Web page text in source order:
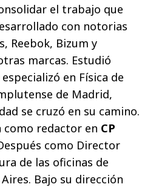
el trabajo que
con notorias
Reebok, Bizum y
marcas. Estudió
en Física de
de Madrid,
se cruzó en su camino.
como redactor en CP
como Director
de las oficinas de
Bajo su dirección